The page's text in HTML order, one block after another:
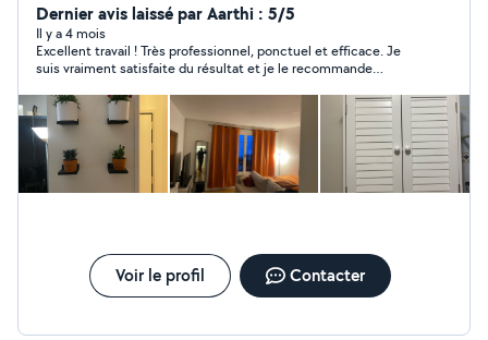
Dernier avis laissé par Aarthi : 5/5
Il y a 4 mois
Excellent travail ! Très professionnel, ponctuel et efficace. Je
suis vraiment satisfaite du résultat et je le recommande
Voir le profil Contacter